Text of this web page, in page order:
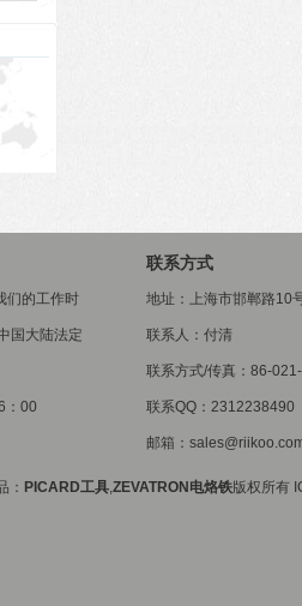
们的工作时
国大陆法定
：00
联系方式
地址：上海市邯郸路10
联系人：付清
联系方式/传真：86-
联系QQ：2312238490
邮箱：
： PICARD工具,ZEVATRON电烙铁版权所有